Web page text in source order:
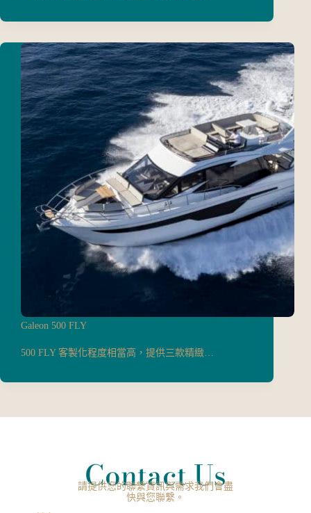
Galeon 500 FLY
500 FLY 客製化程度相當高，提供三款精緻…
Contact Us
請提供您的聯繫資訊與需求我們會盡
快與您聯繫。